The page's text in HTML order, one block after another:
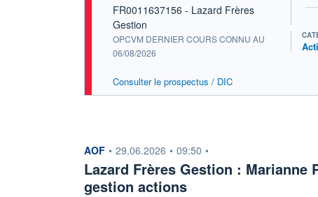
FR0011637156 - Lazard Frères
Gestion
OPCVM DERNIER COURS CONNU AU
06/08/2026
Consulter le prospectus / DIC
information fournie par
AOF • 29.06.2026 • 09:50 •
Lazard Frères Gestion : Marianne
gestion actions